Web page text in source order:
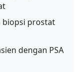
biopsi prostat
dengan PSA